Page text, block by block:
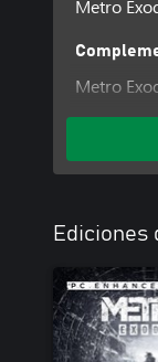
Metro
Metro
Metro
Ediciones